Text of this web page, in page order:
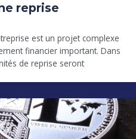
reprise
est un projet complexe
financier important. Dans
de reprise seront